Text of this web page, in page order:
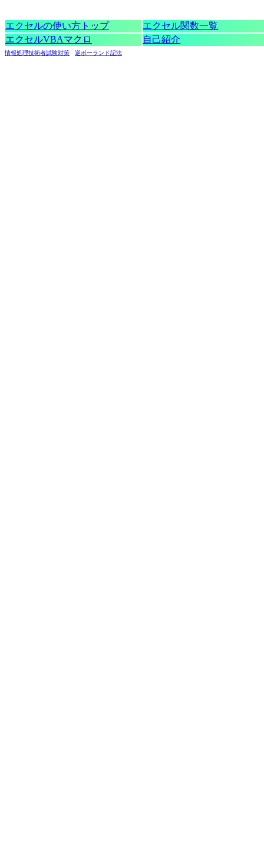
エクセルの使い方トップ
エクセル関数一覧
エクセルVBAマクロ
自己紹介
情報処理技術者試験対策 逆ポーランド記法